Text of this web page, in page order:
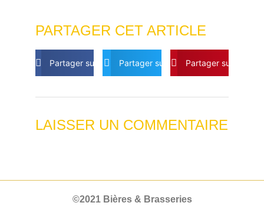
PARTAGER CET ARTICLE
Partager sur FacebookPartager sur TwitterPartager sur
LAISSER UN COMMENTAIRE
©2021 Bières & Brasseries